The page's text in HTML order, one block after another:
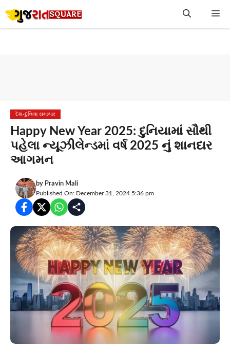
to
દેશ-દુનિયા સમાચાર
Happy New Year 2025: દુનિયામાં સૌથી
પહેલા ન્યૂઝીલેન્ડમાં વર્ષ 2025 નું શાનદાર
આગમન
by Pravin Mali
Published On: December 31, 2024 5:36 pm